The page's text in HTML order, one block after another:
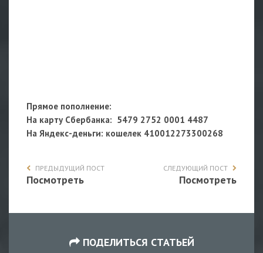
Прямое пополнение:
На карту Сбербанка: 5479 2752 0001 4487
На Яндекс-деньги: кошелек 410012273300268
ПРЕДЫДУЩИЙ ПОСТ
Посмотреть
СЛЕДУЮЩИЙ ПОСТ
Посмотреть
ПОДЕЛИТЬСЯ СТАТЬЕЙ